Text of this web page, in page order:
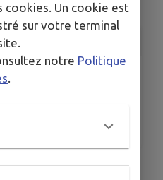
PRATIQUES
Nationale s’ouvrent
cookies. Un cookie est
sur votre terminal
notre Politique
.